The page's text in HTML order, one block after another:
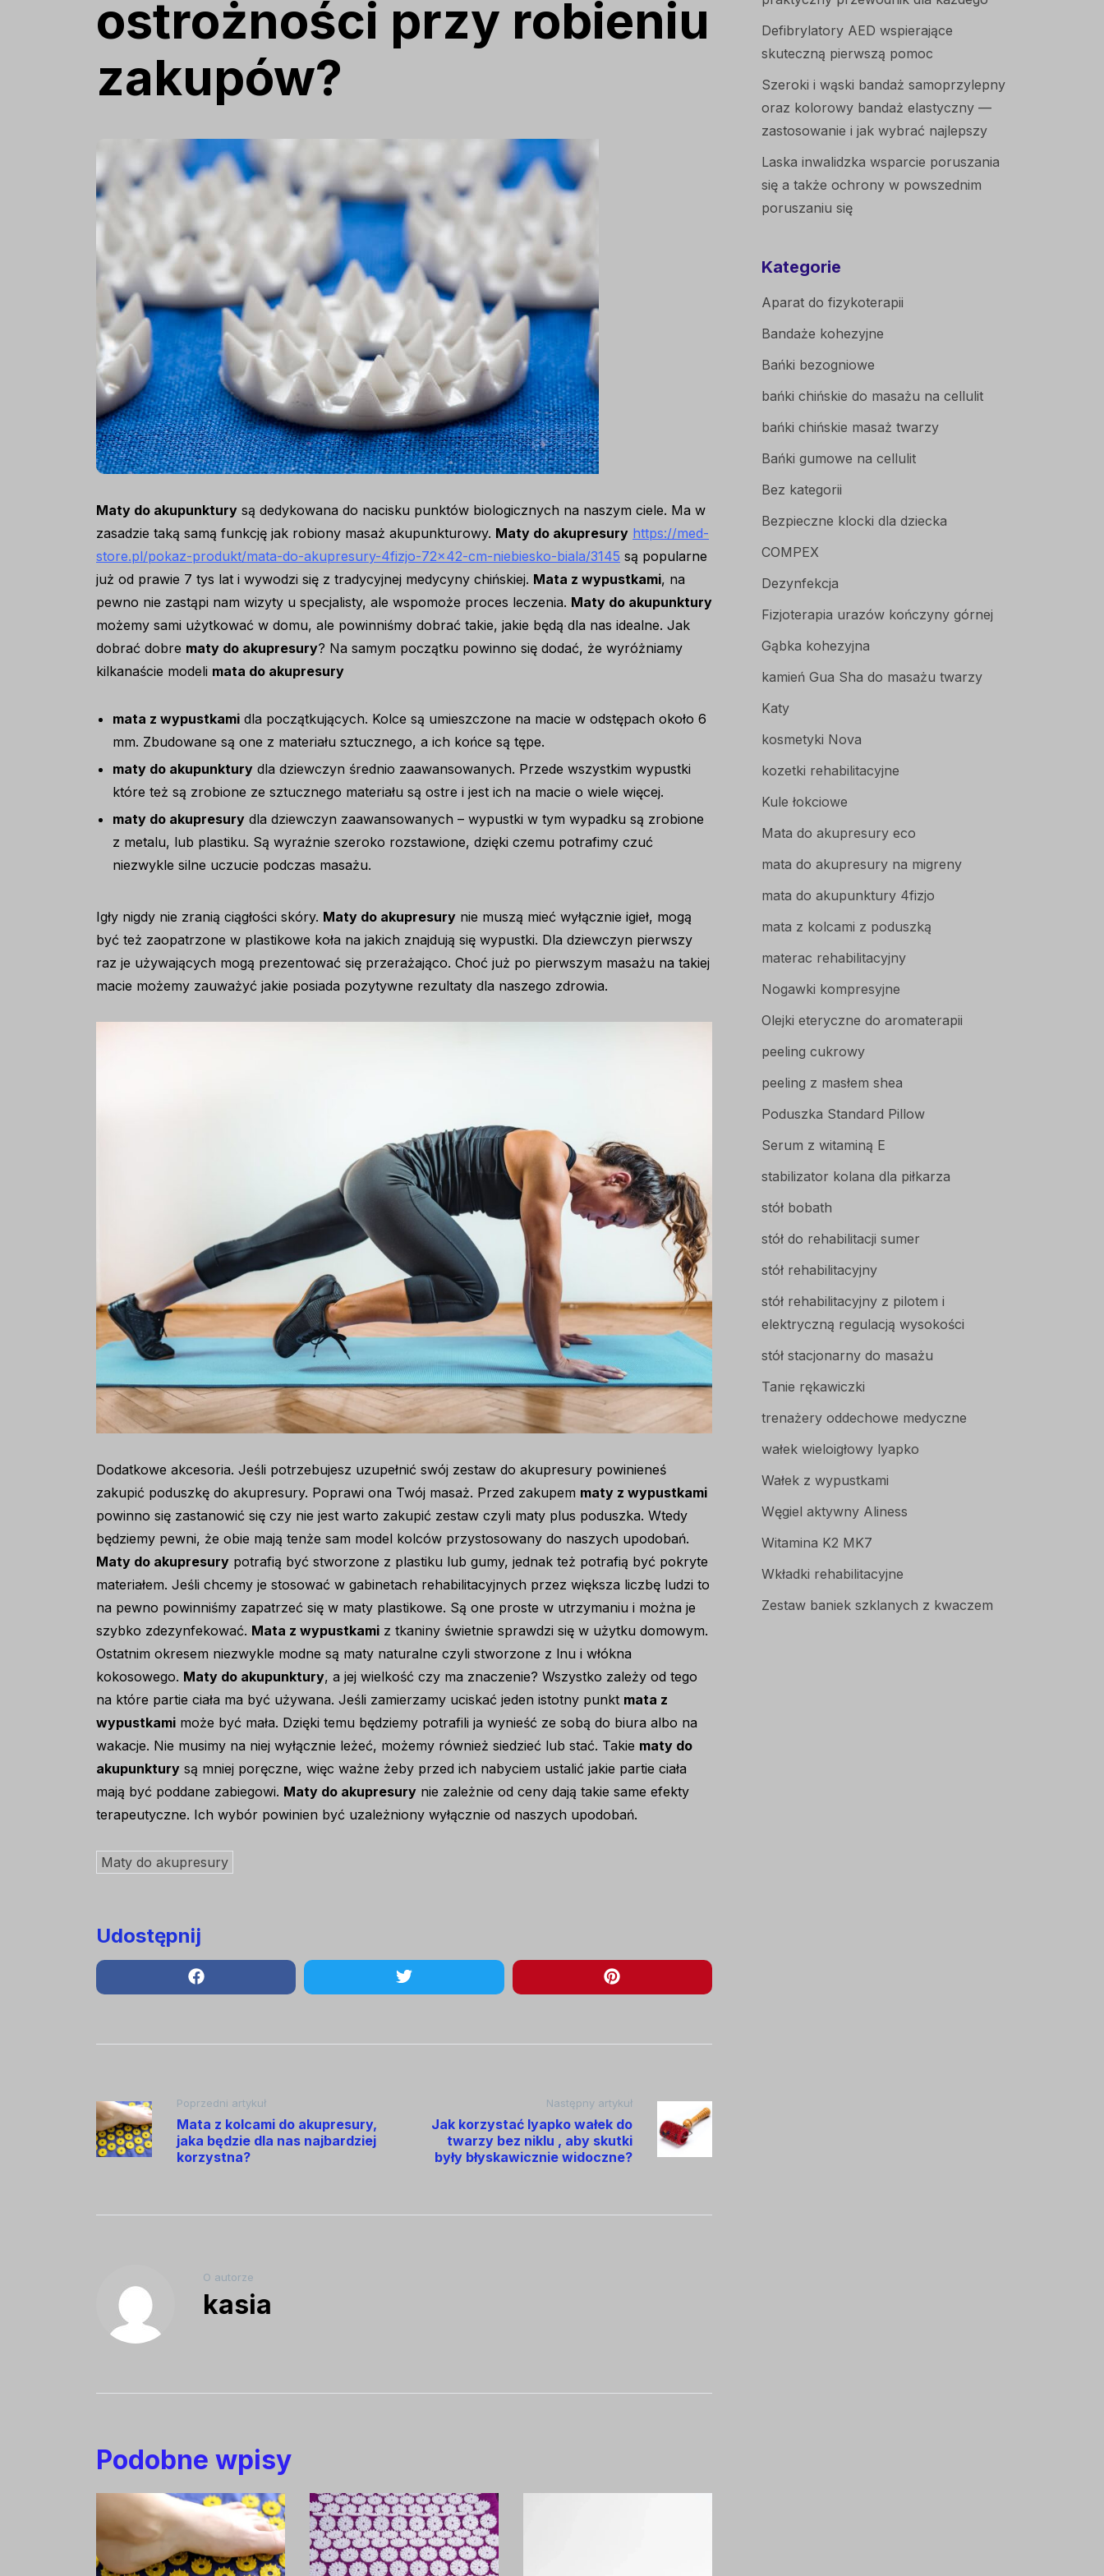
ostrożności przy robieniu
zakupów?
Maty do akupunktury są dedykowana do nacisku punktów biologicznych na naszym ciele. Ma w
zasadzie taką samą funkcję jak robiony masaż akupunkturowy. Maty do akupresury https://med-
store.pl/pokaz-produkt/mata-do-akupresury-4fizjo-72×42-cm-niebiesko-biala/3145 są popularne
już od prawie 7 tys lat i wywodzi się z tradycyjnej medycyny chińskiej. Mata z wypustkami, na
pewno nie zastąpi nam wizyty u specjalisty, ale wspomoże proces leczenia. Maty do akupunktury
możemy sami użytkować w domu, ale powinniśmy dobrać takie, jakie będą dla nas idealne. Jak
dobrać dobre maty do akupresury? Na samym początku powinno się dodać, że wyróżniamy
kilkanaście modeli mata do akupresury
mata z wypustkami dla początkujących. Kolce są umieszczone na macie w odstępach około 6
mm. Zbudowane są one z materiału sztucznego, a ich końce są tępe.
maty do akupunktury dla dziewczyn średnio zaawansowanych. Przede wszystkim wypustki
które też są zrobione ze sztucznego materiału są ostre i jest ich na macie o wiele więcej.
maty do akupresury dla dziewczyn zaawansowanych – wypustki w tym wypadku są zrobione
z metalu, lub plastiku. Są wyraźnie szeroko rozstawione, dzięki czemu potrafimy czuć
niezwykle silne uczucie podczas masażu.
Igły nigdy nie zranią ciągłości skóry. Maty do akupresury nie muszą mieć wyłącznie igieł, mogą
być też zaopatrzone w plastikowe koła na jakich znajdują się wypustki. Dla dziewczyn pierwszy
raz je używających mogą prezentować się przerażająco. Choć już po pierwszym masażu na takiej
macie możemy zauważyć jakie posiada pozytywne rezultaty dla naszego zdrowia.
Dodatkowe akcesoria. Jeśli potrzebujesz uzupełnić swój zestaw do akupresury powinieneś
zakupić poduszkę do akupresury. Poprawi ona Twój masaż. Przed zakupem maty z wypustkami
powinno się zastanowić się czy nie jest warto zakupić zestaw czyli maty plus poduszka. Wtedy
będziemy pewni, że obie mają tenże sam model kolców przystosowany do naszych upodobań.
Maty do akupresury potrafią być stworzone z plastiku lub gumy, jednak też potrafią być pokryte
materiałem. Jeśli chcemy je stosować w gabinetach rehabilitacyjnych przez większa liczbę ludzi to
na pewno powinniśmy zapatrzeć się w maty plastikowe. Są one proste w utrzymaniu i można je
szybko zdezynfekować. Mata z wypustkami z tkaniny świetnie sprawdzi się w użytku domowym.
Ostatnim okresem niezwykle modne są maty naturalne czyli stworzone z lnu i włókna
kokosowego. Maty do akupunktury, a jej wielkość czy ma znaczenie? Wszystko zależy od tego
na które partie ciała ma być używana. Jeśli zamierzamy uciskać jeden istotny punkt mata z
wypustkami może być mała. Dzięki temu będziemy potrafili ja wynieść ze sobą do biura albo na
wakacje. Nie musimy na niej wyłącznie leżeć, możemy również siedzieć lub stać. Takie maty do
akupunktury są mniej poręczne, więc ważne żeby przed ich nabyciem ustalić jakie partie ciała
mają być poddane zabiegowi. Maty do akupresury nie zależnie od ceny dają takie same efekty
terapeutyczne. Ich wybór powinien być uzależniony wyłącznie od naszych upodobań.
Maty do akupresury
Udostępnij
Nawigacja
wpisu
Poprzedni artykuł
Mata z kolcami do akupresury,
jaka będzie dla nas najbardziej
korzystna?
Następny artykuł
Jak korzystać lyapko wałek do
twarzy bez niklu , aby skutki
były błyskawicznie widoczne?
O autorze
kasia
Podobne wpisy
Defibrylatory AED wspierające
skuteczną pierwszą pomoc
Szeroki i wąski bandaż samoprzylepny
oraz kolorowy bandaż elastyczny —
zastosowanie i jak wybrać najlepszy
Laska inwalidzka wsparcie poruszania
się a także ochrony w powszednim
poruszaniu się
Kategorie
Aparat do fizykoterapii
Bandaże kohezyjne
Bańki bezogniowe
bańki chińskie do masażu na cellulit
bańki chińskie masaż twarzy
Bańki gumowe na cellulit
Bez kategorii
Bezpieczne klocki dla dziecka
COMPEX
Dezynfekcja
Fizjoterapia urazów kończyny górnej
Gąbka kohezyjna
kamień Gua Sha do masażu twarzy
Katy
kosmetyki Nova
kozetki rehabilitacyjne
Kule łokciowe
Mata do akupresury eco
mata do akupresury na migreny
mata do akupunktury 4fizjo
mata z kolcami z poduszką
materac rehabilitacyjny
Nogawki kompresyjne
Olejki eteryczne do aromaterapii
peeling cukrowy
peeling z masłem shea
Poduszka Standard Pillow
Serum z witaminą E
stabilizator kolana dla piłkarza
stół bobath
stół do rehabilitacji sumer
stół rehabilitacyjny
stół rehabilitacyjny z pilotem i
elektryczną regulacją wysokości
stół stacjonarny do masażu
Tanie rękawiczki
trenażery oddechowe medyczne
wałek wieloigłowy lyapko
Wałek z wypustkami
Węgiel aktywny Aliness
Witamina K2 MK7
Wkładki rehabilitacyjne
Zestaw baniek szklanych z kwaczem